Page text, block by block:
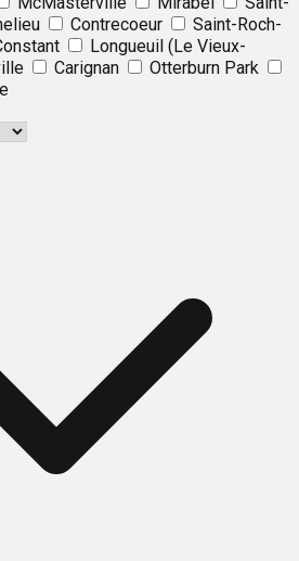
Contrecoeur
Saint-Roch-
Longueuil (Le Vieux-
Carignan
Otterburn Park